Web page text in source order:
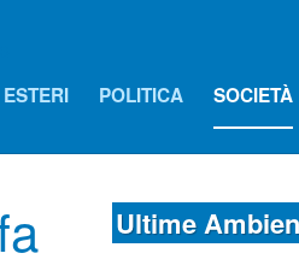
ESTERI POLITICA SOCIETÀ
Ultime